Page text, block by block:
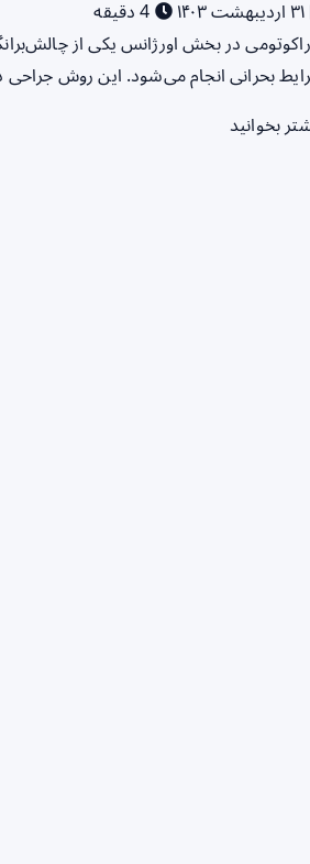
در بخش اورژانس یکی از
بحرانی انجام می‌شود. این روش
بخوانید